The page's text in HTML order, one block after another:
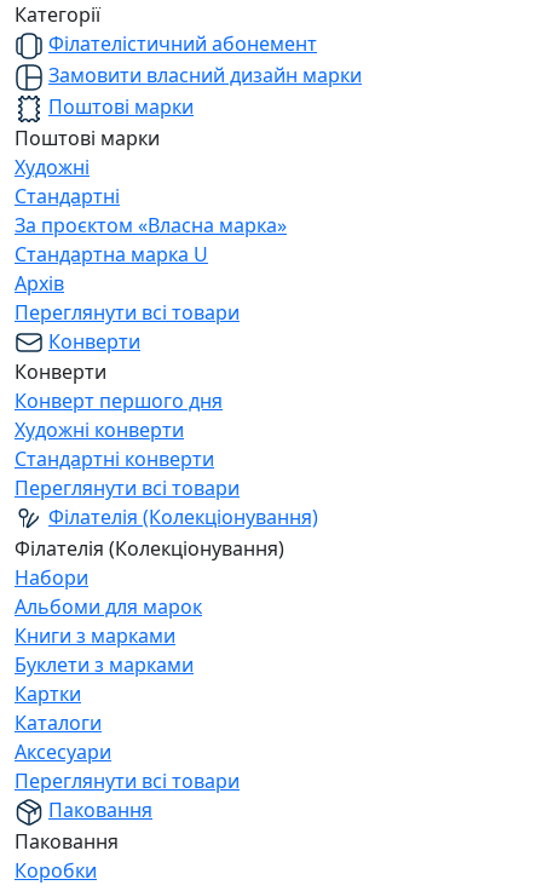
Категорії
Філателістичний абонемент
Замовити власний дизайн марки
Поштові марки
Поштові марки
Художні
Стандартні
За проєктом «Власна марка»
Стандартна марка U
Архів
Переглянути всі товари
Конверти
Конверти
Конверт першого дня
Художні конверти
Стандартні конверти
Переглянути всі товари
Філателія (Колекціонування)
Філателія (Колекціонування)
Набори
Альбоми для марок
Книги з марками
Буклети з марками
Картки
Каталоги
Аксесуари
Переглянути всі товари
Паковання
Паковання
Коробки